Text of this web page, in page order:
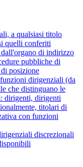
a qualsiasi titolo
quelli conferiti
di indirizzo
pubbliche di
posizione
dirigenziali (da
che distinguano le
dirigenti, dirigenti
titolari di
con funzioni
discrezionali